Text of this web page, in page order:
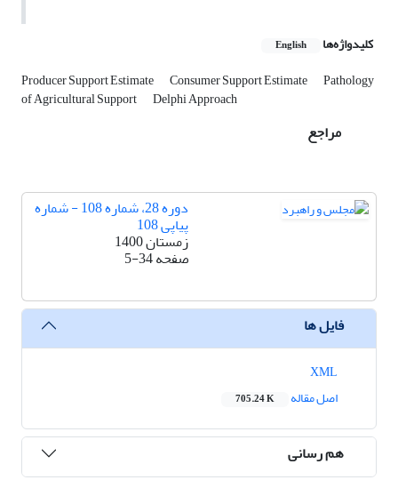
کلیدواژه‌ها English
Producer Support Estimate Consumer Support Estimate Pathology
of Agricultural Support Delphi Approach
مراجع
دوره 28، شماره 108 - شماره
پیاپی 108
زمستان 1400
صفحه5-34
فایل ها
اصل مقاله
705.24 K
هم رسانی